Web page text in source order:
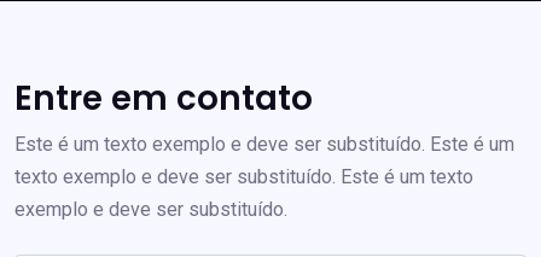
Entre em contato
Este é um texto exemplo e deve ser substituído. Este é um
texto exemplo e deve ser substituído. Este é um texto
exemplo e deve ser substituído.